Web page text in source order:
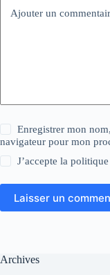
Ajouter un
Enregistrer mon
navigateur pour mon
J’accepte la
Laisser un
Archives